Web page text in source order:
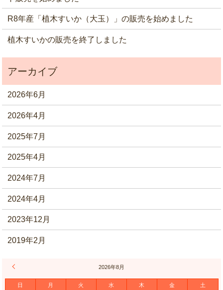
R8年産「植木すいか（大玉）」の販売を始めました
植木すいかの販売を終了しました
2026年6月
2026年4月
2025年7月
2025年4月
2024年7月
2024年4月
2023年12月
2019年2月
2026年8月
日 月 火 水 木 金 土